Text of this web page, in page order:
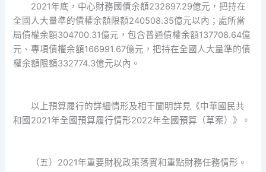
2021年底，中心財務國債余額232697.29億元，把持在
全國人大量準的債權余額限額240508.35億元以內；處所當
局債權余額304700.31億元，包含普通債權余額137708.64億
元、專項債權余額166991.67億元，把持在全國人大量準的債
權余額限額332774.3億元以內。
以上預算履行的詳細情形及相干闡明詳見《中華國民共
和國2021年全國預算履行情形2022年全國預算（草案）》。
（五）2021年重要財稅政策落實和重點財務任務情形。